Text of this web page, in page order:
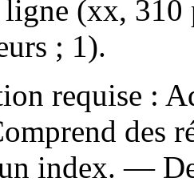
ligne (xx,
; 1).
requise :
des
index. —